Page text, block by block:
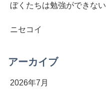
ぼくたちは勉強ができない
ニセコイ
アーカイブ
2026年7月